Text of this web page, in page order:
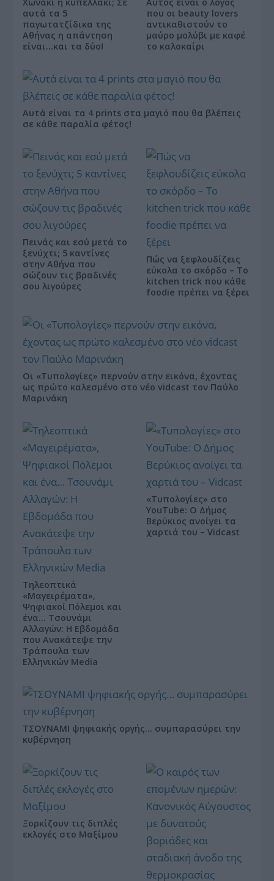
αυτά τα 5
παγωτατζίδικα της
Αθήνας η απάντηση
είναι…και τα δύο!
που οι beauty lovers
αντικαθιστούν το
μαύρο μολύβι με καφέ
το καλοκαίρι
Αυτά είναι τα 4 prints στα μαγιό που θα βλέπεις
σε κάθε παραλία φέτος!
Πεινάς και εσύ μετά το
ξενύχτι; 5 καντίνες
στην Αθήνα που
σώζουν τις βραδινές
σου λιγούρες
Πώς να ξεφλουδίζεις
εύκολα το σκόρδο – Το
kitchen trick που κάθε
foodie πρέπει να ξέρει
Οι «Τυπολογίες» περνούν στην εικόνα, έχοντας
ως πρώτο καλεσμένο στο νέο vidcast τον Παύλο
Μαρινάκη
Τηλεοπτικά
«Μαγειρέματα»,
Ψηφιακοί Πόλεμοι και
ένα… Τσουνάμι
Αλλαγών: Η Εβδομάδα
που Ανακάτεψε την
Τράπουλα των
Ελληνικών Media
«Τυπολογίες» στο
YouTube: Ο Δήμος
Βερύκιος ανοίγει τα
χαρτιά του – Vidcast
ΤΣΟΥΝΑΜΙ ψηφιακής οργής… συμπαρασύρει την
κυβέρνηση
Ξορκίζουν τις διπλές
εκλογές στο Μαξίμου